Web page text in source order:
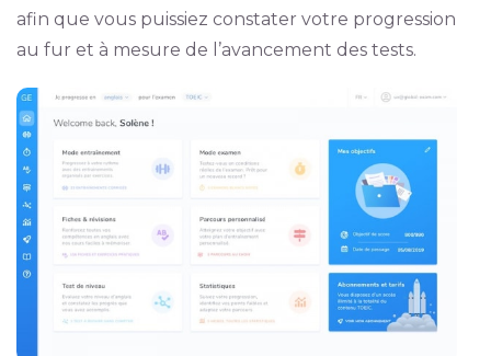
afin que vous puissiez constater votre progression
au fur et à mesure de l’avancement des tests.